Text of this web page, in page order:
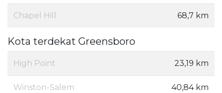
Chapel Hill 68,7 km
Kota terdekat Greensboro
High Point 23,19 km
Winston-Salem 40,84 km